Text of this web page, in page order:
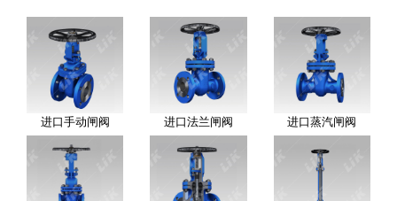
进口手动闸阀 进口法兰闸阀 进口蒸汽闸阀